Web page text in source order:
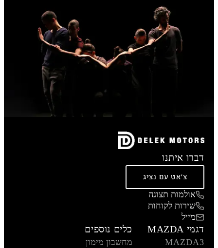
דברו איתנו
צ'אט עם נציג
אולמות תצוגה
שירות לקוחות
מייל
דגמי MAZDA
MAZDA3
כלים נוספים
מחשבון מימון